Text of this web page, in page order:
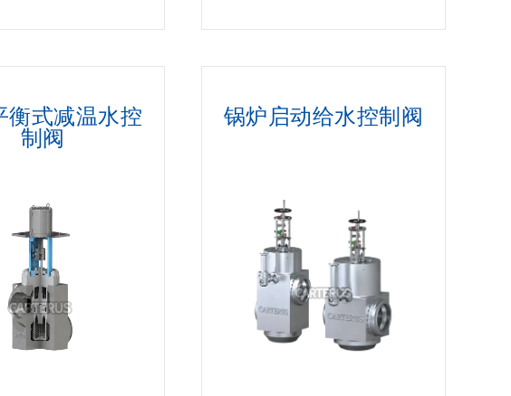
衡式减温水控
制阀
锅炉启动给水控制阀